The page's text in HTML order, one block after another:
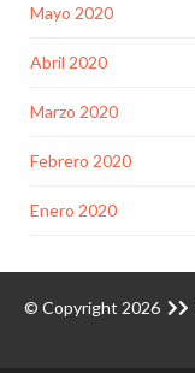
Mayo 2020
Abril 2020
Marzo 2020
Febrero 2020
Enero 2020
© Copyright 2026